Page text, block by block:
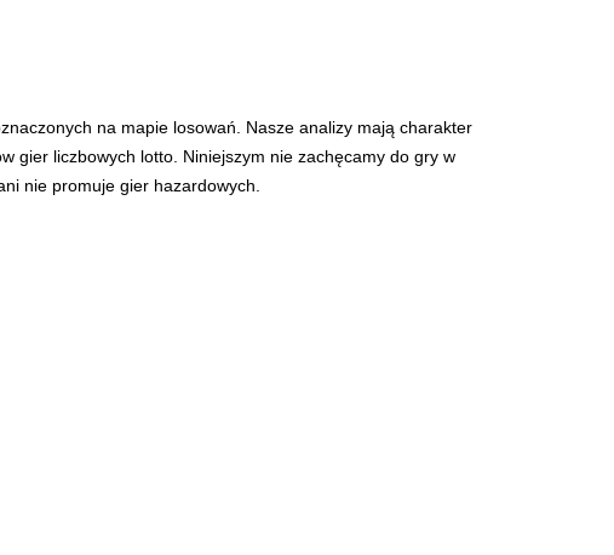
na mapie losowań. Nasze analizy mają charakter
gier liczbowych lotto. Niniejszym nie zachęcamy do gry w
nie promuje gier hazardowych.